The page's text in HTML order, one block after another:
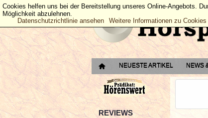
NEUESTE ARTIKEL NEWS
REVIEWS
Cookies helfen uns bei der Bereitstellung unseres Online-Angebots.
Möglichkeit abzulehnen.
Datenschutzrichtlinie ansehen
Weitere Informationen zu